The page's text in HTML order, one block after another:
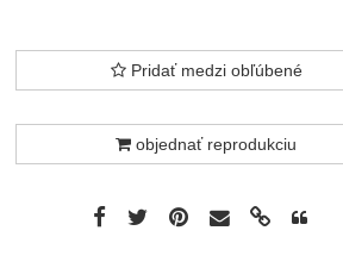
Pridať medzi obľúbené
objednať reprodukciu